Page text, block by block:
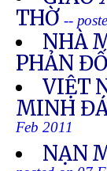
THỜ --
NHÀ
PHẢN
VIỆT
MINH
Feb 2011
NẠN